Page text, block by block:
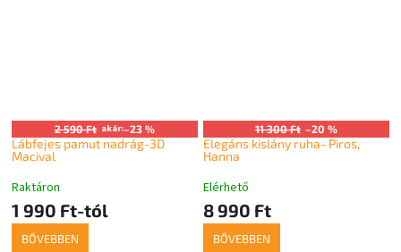
2 590 Ft akár:–23 %
Lábfejes pamut nadrág-3D
Macival
Raktáron
1 990 Ft-tól
BŐVEBBEN
11 300 Ft –20 %
Elegáns kislány ruha- Piros,
Hanna
Elérhető
8 990 Ft
BŐVEBBEN